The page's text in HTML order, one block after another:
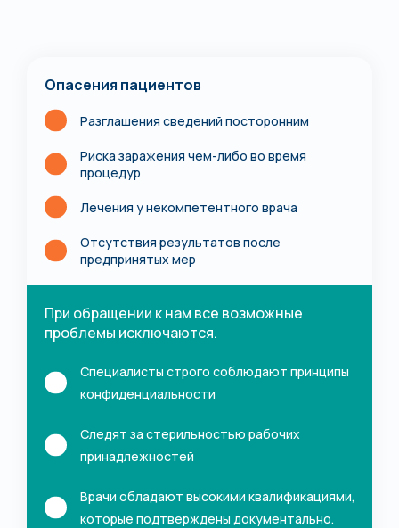
Опасения пациентов
Разглашения сведений посторонним
Риска заражения чем-либо во время
процедур
Лечения у некомпетентного врача
Отсутствия результатов после
предпринятых мер
При обращении к нам все возможные
проблемы исключаются.
Специалисты строго соблюдают принципы
конфиденциальности
Следят за стерильностью рабочих
принадлежностей
Врачи обладают высокими квалификациями,
которые подтверждены документально.